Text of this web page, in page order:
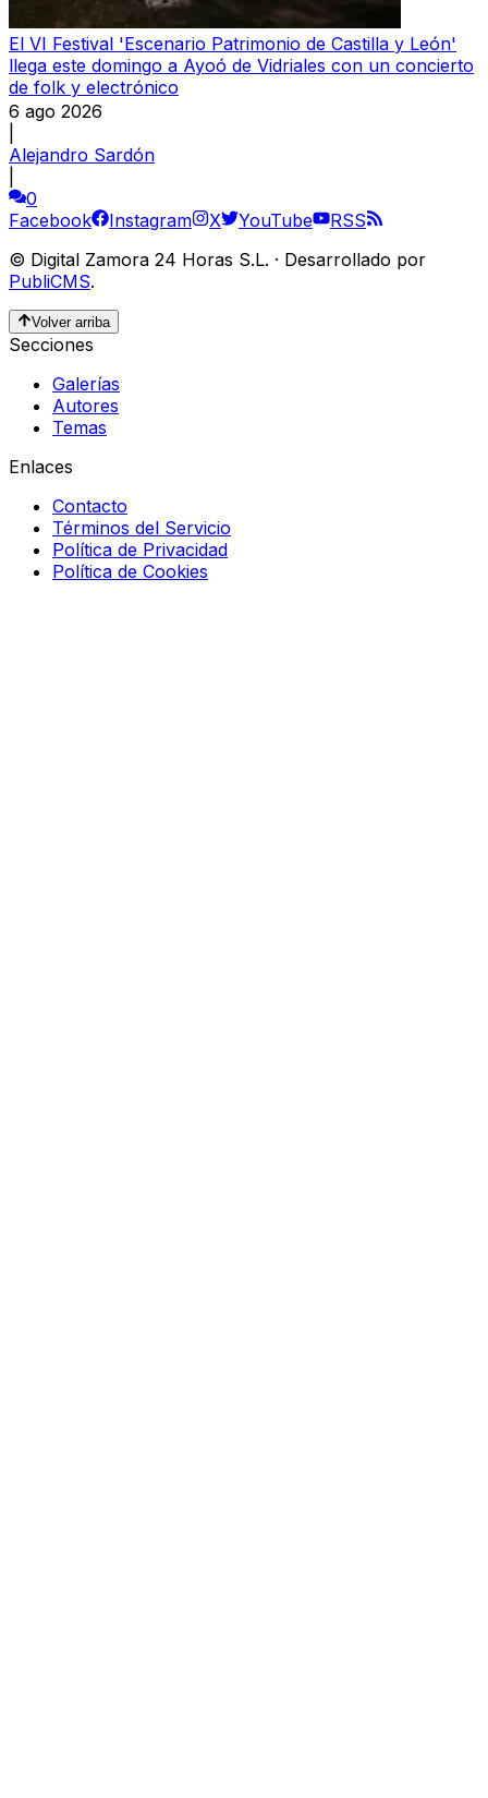
El VI Festival 'Escenario Patrimonio de Castilla y León'
llega este domingo a Ayoó de Vidriales con un concierto
de folk y electrónico
6 ago 2026
Alejandro Sardón
0
Facebook
Instagram X YouTube
RSS
© Digital Zamora 24 Horas S.L. · Desarrollado por
PubliCMS.
Volver arriba
Secciones
Galerías
Autores
Temas
Enlaces
Contacto
Términos del Servicio
Política de Privacidad
Política de Cookies